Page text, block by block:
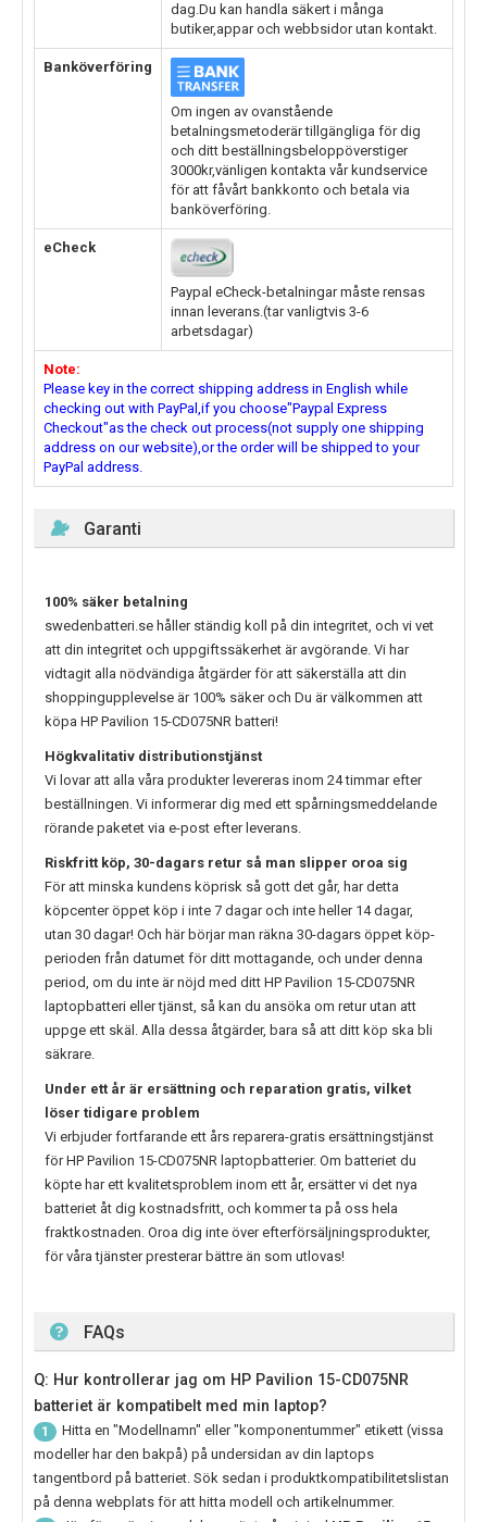
dag.Du kan handla säkert i många
butiker,appar och webbsidor utan kontakt.
Banköverföring
Om ingen av ovanstående
betalningsmetoderär tillgängliga för dig
och ditt beställningsbeloppöverstiger
3000kr,vänligen kontakta vår kundservice
för att fåvårt bankkonto och betala via
banköverföring.
eCheck
Paypal eCheck-betalningar måste rensas
innan leverans.(tar vanligtvis 3-6
arbetsdagar)
Note:
Please key in the correct shipping address in English while
checking out with PayPal,if you choose"Paypal Express
Checkout"as the check out process(not supply one shipping
address on our website),or the order will be shipped to your
PayPal address.
Garanti
100% säker betalning
swedenbatteri.se håller ständig koll på din integritet, och vi vet
att din integritet och uppgiftssäkerhet är avgörande. Vi har
vidtagit alla nödvändiga åtgärder för att säkerställa att din
shoppingupplevelse är 100% säker och Du är välkommen att
köpa HP Pavilion 15-CD075NR batteri!
Högkvalitativ distributionstjänst
Vi lovar att alla våra produkter levereras inom 24 timmar efter
beställningen. Vi informerar dig med ett spårningsmeddelande
rörande paketet via e-post efter leverans.
Riskfritt köp, 30-dagars retur så man slipper oroa sig
För att minska kundens köprisk så gott det går, har detta
köpcenter öppet köp i inte 7 dagar och inte heller 14 dagar,
utan 30 dagar! Och här börjar man räkna 30-dagars öppet köp-
perioden från datumet för ditt mottagande, och under denna
period, om du inte är nöjd med ditt HP Pavilion 15-CD075NR
laptopbatteri eller tjänst, så kan du ansöka om retur utan att
uppge ett skäl. Alla dessa åtgärder, bara så att ditt köp ska bli
säkrare.
Under ett år är ersättning och reparation gratis, vilket
löser tidigare problem
Vi erbjuder fortfarande ett års reparera-gratis ersättningstjänst
förHP Pavilion 15-CD075NR laptopbatterier. Om batteriet du
köpte har ett kvalitetsproblem inom ett år, ersätter vi det nya
batteriet åt dig kostnadsfritt, och kommer ta på oss hela
fraktkostnaden. Oroa dig inte över efterförsäljningsprodukter,
för våra tjänster presterar bättre än som utlovas!
FAQs
Q: Hur kontrollerar jag om HP Pavilion 15-CD075NR
batteriet är kompatibelt med min laptop?
1
Hitta en "Modellnamn" eller "komponentummer" etikett (vissa
modeller har den bakpå) på undersidan av din laptops
tangentbord på batteriet. Sök sedan i produktkompatibilitetslistan
på denna webplats för att hitta modell och artikelnummer.